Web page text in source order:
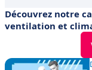
Découvrez notre
ventilation et